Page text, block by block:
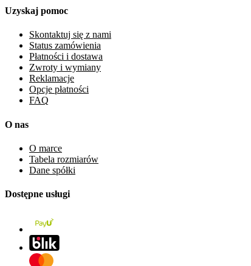
Uzyskaj pomoc
Skontaktuj się z nami
Status zamówienia
Płatności i dostawa
Zwroty i wymiany
Reklamacje
Opcje płatności
FAQ
O nas
O marce
Tabela rozmiarów
Dane spółki
Dostępne usługi